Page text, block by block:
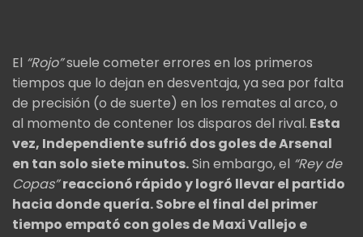
El “Rojo”suele cometer errores en los primeros
tiempos que lo dejan en desventaja, ya sea por falta
de precisión (o de suerte) en los remates al arco, o
al momento de contener los disparos del rival. Esta
vez, Independiente sufrió dos goles de Arsenal
en tan solo siete minutos.Sin embargo, el “Rey de
Copas” reaccionó rápido y logró llevar el partido
hacia donde quería. Sobre el final del primer
tiempo empató con goles de Maxi Vallejo e